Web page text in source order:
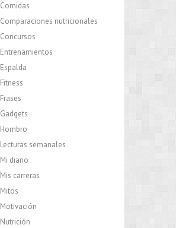
Comidas
Comparaciones nutricionales
Concursos
Entrenamientos
Espalda
Fitness
Frases
Gadgets
Hombro
Lecturas semanales
Mi diario
Mis carreras
Mitos
Motivación
Nutrición